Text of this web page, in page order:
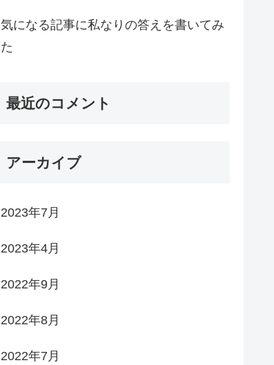
気になる記事に私なりの答えを書いてみ
た
最近のコメント
アーカイブ
2023年7月
2023年4月
2022年9月
2022年8月
2022年7月